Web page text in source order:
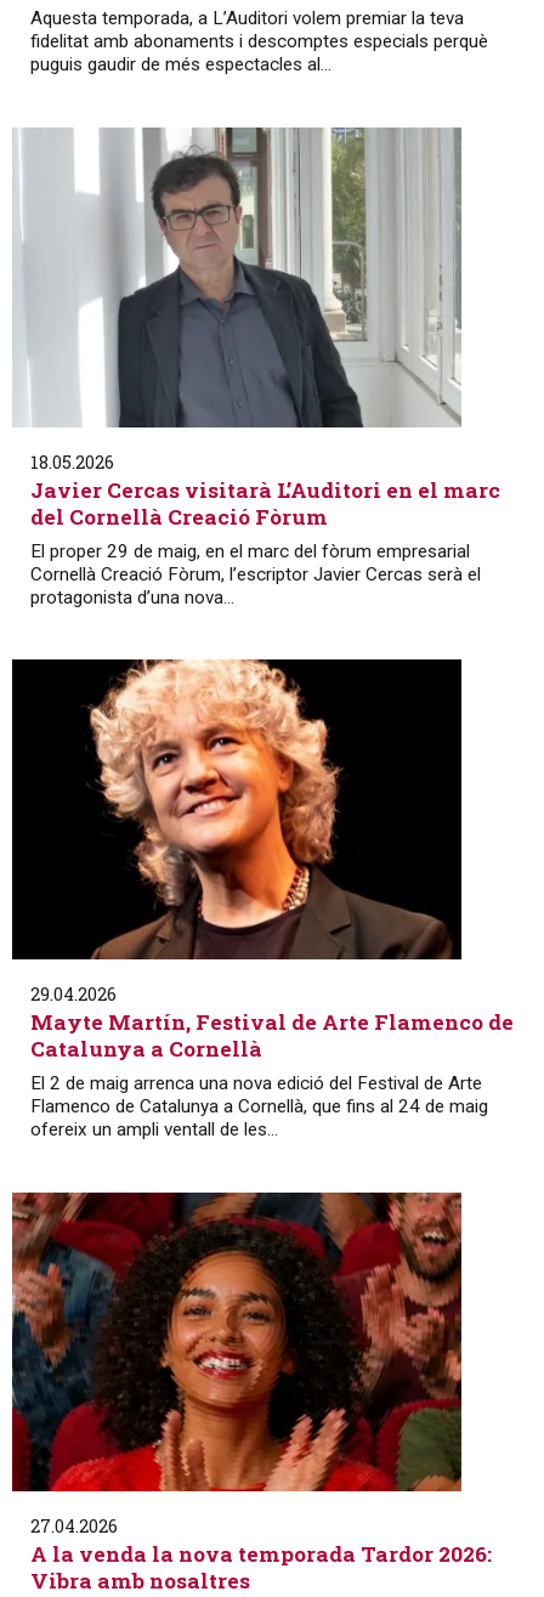
Aquesta temporada, a L’Auditori volem premiar la teva
fidelitat amb abonaments i descomptes especials perquè
puguis gaudir de més espectacles al...
18.05.2026
Javier Cercas visitarà L’Auditori en el marc
del Cornellà Creació Fòrum
El proper 29 de maig, en el marc del fòrum empresarial
Cornellà Creació Fòrum, l’escriptor Javier Cercas serà el
protagonista d’una nova...
29.04.2026
Mayte Martín, Festival de Arte Flamenco de
Catalunya a Cornellà
El 2 de maig arrenca una nova edició del Festival de Arte
Flamenco de Catalunya a Cornellà, que fins al 24 de maig
ofereix un ampli ventall de les...
27.04.2026
A la venda la nova temporada Tardor 2026:
Vibra amb nosaltres